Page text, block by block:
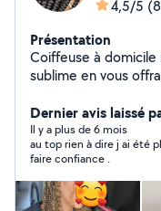
4,5/5
Présentation
Coiffeuse à
sublime en vous
Braids(knoless,
Tissages, Botterfly,
perruque, chignon,
Commerciale
je vous aide à
rechercher et fidéliser votre
Dernier avis laissé
Il y a plus de 6 mois
au top rien à dire j ai été
faire confiance .